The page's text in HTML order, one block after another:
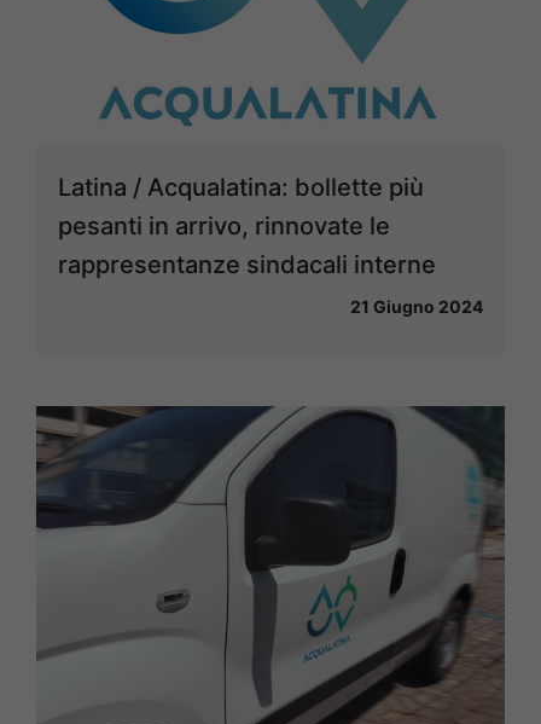
Latina / Acqualatina: bollette più
pesanti in arrivo, rinnovate le
rappresentanze sindacali interne
21 Giugno 2024